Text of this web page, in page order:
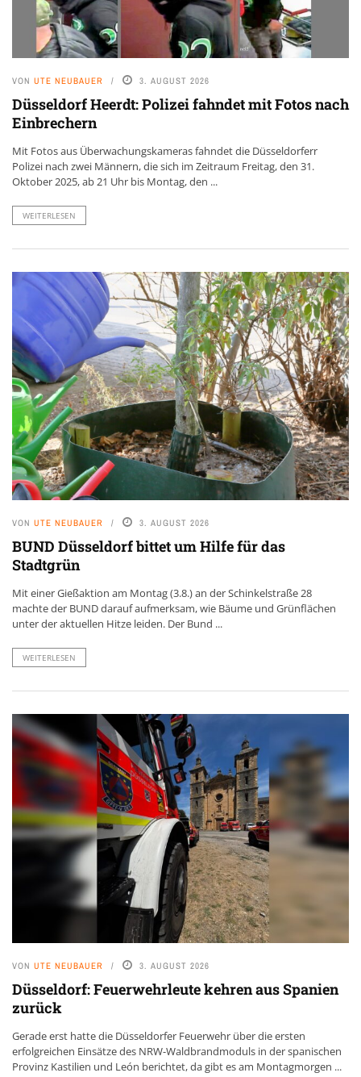
VON UTE NEUBAUER 3. AUGUST 2026
Düsseldorf Heerdt: Polizei fahndet mit Fotos nach
Einbrechern
Mit Fotos aus Überwachungskameras fahndet die Düsseldorferr
Polizei nach zwei Männern, die sich im Zeitraum Freitag, den 31.
Oktober 2025, ab 21 Uhr bis Montag, den ...
WEITERLESEN
VON UTE NEUBAUER 3. AUGUST 2026
BUND Düsseldorf bittet um Hilfe für das
Stadtgrün
Mit einer Gießaktion am Montag (3.8.) an der Schinkelstraße 28
machte der BUND darauf aufmerksam, wie Bäume und Grünflächen
unter der aktuellen Hitze leiden. Der Bund ...
WEITERLESEN
VON UTE NEUBAUER 3. AUGUST 2026
Düsseldorf: Feuerwehrleute kehren aus Spanien
zurück
Gerade erst hatte die Düsseldorfer Feuerwehr über die ersten
erfolgreichen Einsätze des NRW-Waldbrandmoduls in der spanischen
Provinz Kastilien und León berichtet, da gibt es am Montagmorgen ...